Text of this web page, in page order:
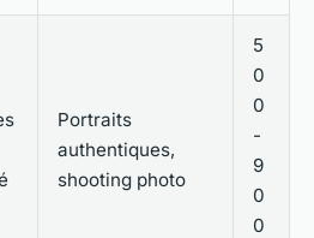
Portraits
authentiques,
shooting photo
5
0
0
-
9
0
0